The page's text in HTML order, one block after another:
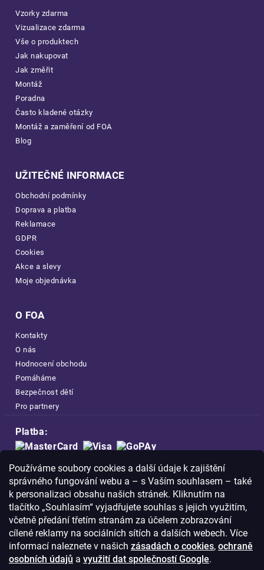
Používáme soubory cookies a další údaje k zajištění
správného fungování webu a – s Vaším souhlasem – také
k personalizaci obsahu našich stránek. Kliknutím na
tlačítko „Souhlasím“ vyjadřujete souhlas s jejich využitím,
včetně předání třetím stranám za účelem zobrazování
cílené reklamy na sociálních sítích a dalších webech. Více
informací naleznete v našich zásadách o cookies, ochraně
osobních údajů a využití dat společností Google.
Vzorky zdarma
Vizualizace zdarma
Vše o produktech
Jak nakupovat
Jak změřit
Montáž
Poradna
Často kladené otázky
Montáž a zaměření od FOA
Blog
UŽITEČNÉ INFORMACE
Obchodní podmínky
Doprava a platba
Reklamace
GDPR
Cookies
Akce a slevy
Moje objednávka
O FOA
Kontakty
O nás
Hodnocení obchodu
Pomáháme
Bezpečnost dětí
Pro partnery
Platba:
Doprava:
Nakupujte na FOA bezpečně a bez obav.
Díky HTTPS protokolu jsou Vaše citlivá
data v naprostém bezpečí.